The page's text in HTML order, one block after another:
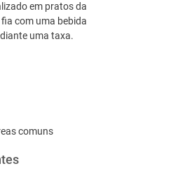
em pratos da
com uma bebida
uma taxa.
comuns